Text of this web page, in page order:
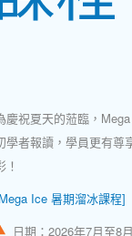
慶祝夏天的蒞臨，
學者報讀，學員更有尊
！
Ice 暑期溜冰課程]
日期：2026年7月至8